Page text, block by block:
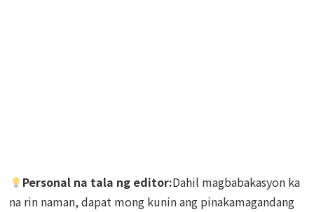
Personal na tala ng editor:Dahil magbabakasyon ka
na rin naman, dapat mong kunin ang pinakamagandang